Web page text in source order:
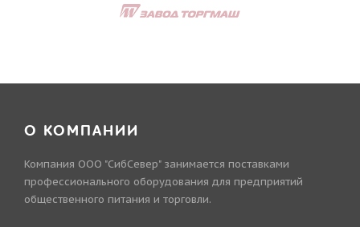
О КОМПАНИИ
Компания ООО "СибСевер" занимается поставками
профессионального оборудования для предприятий
общественного питания и торговли.